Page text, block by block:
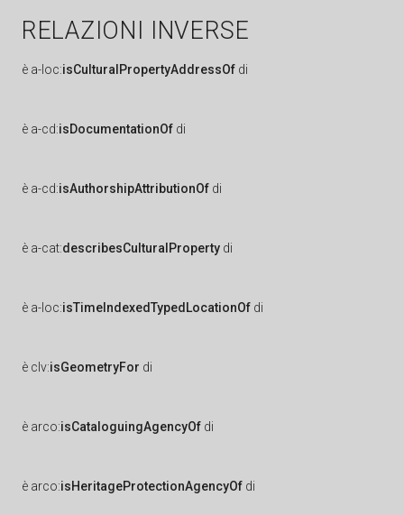
RELAZIONI INVERSE
è a-loc:isCulturalPropertyAddressOf di
è a-cd:isDocumentationOf di
è a-cd:isAuthorshipAttributionOf di
è a-cat:describesCulturalProperty di
è a-loc:isTimeIndexedTypedLocationOf di
è clv:isGeometryFor di
è arco:isCataloguingAgencyOf di
è arco:isHeritageProtectionAgencyOf di